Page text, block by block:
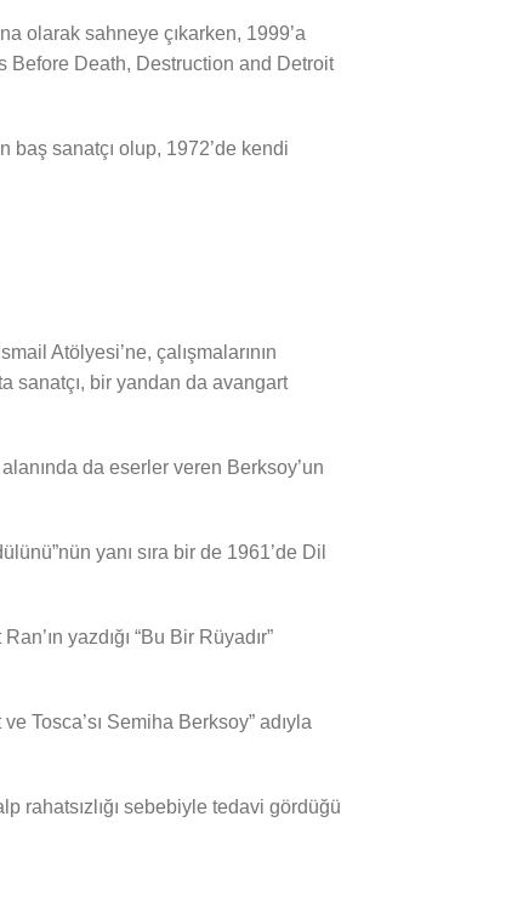
olarak sahneye çıkarken, 1999’a
Before Death, Destruction and Detroit
sanatçı olup, 1972’de kendi
Atölyesi’ne, çalışmalarının
sanatçı, bir yandan da avangart
da eserler veren Berksoy’un
yanı sıra bir de 1961’de Dil
yazdığı “Bu Bir Rüyadır”
Tosca’sı Semiha Berksoy” adıyla
rahatsızlığı sebebiyle tedavi gördüğü